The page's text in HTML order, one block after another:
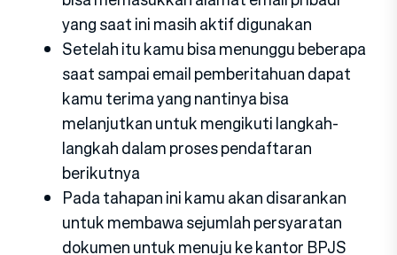
yang saat ini masih aktif digunakan
Setelah itu kamu bisa menunggu beberapa
saat sampai email pemberitahuan dapat
kamu terima yang nantinya bisa
melanjutkan untuk mengikuti langkah-
langkah dalam proses pendaftaran
berikutnya
Pada tahapan ini kamu akan disarankan
untuk membawa sejumlah persyaratan
dokumen untuk menuju ke kantor BPJS